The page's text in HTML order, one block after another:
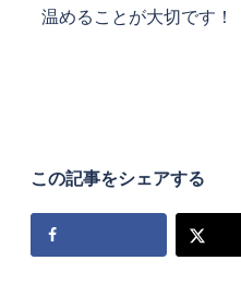
温めること が大切です！
この記事をシェアする